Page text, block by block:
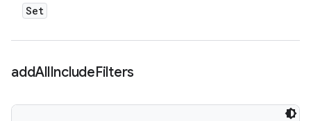
Set
addAllIncludeFilters